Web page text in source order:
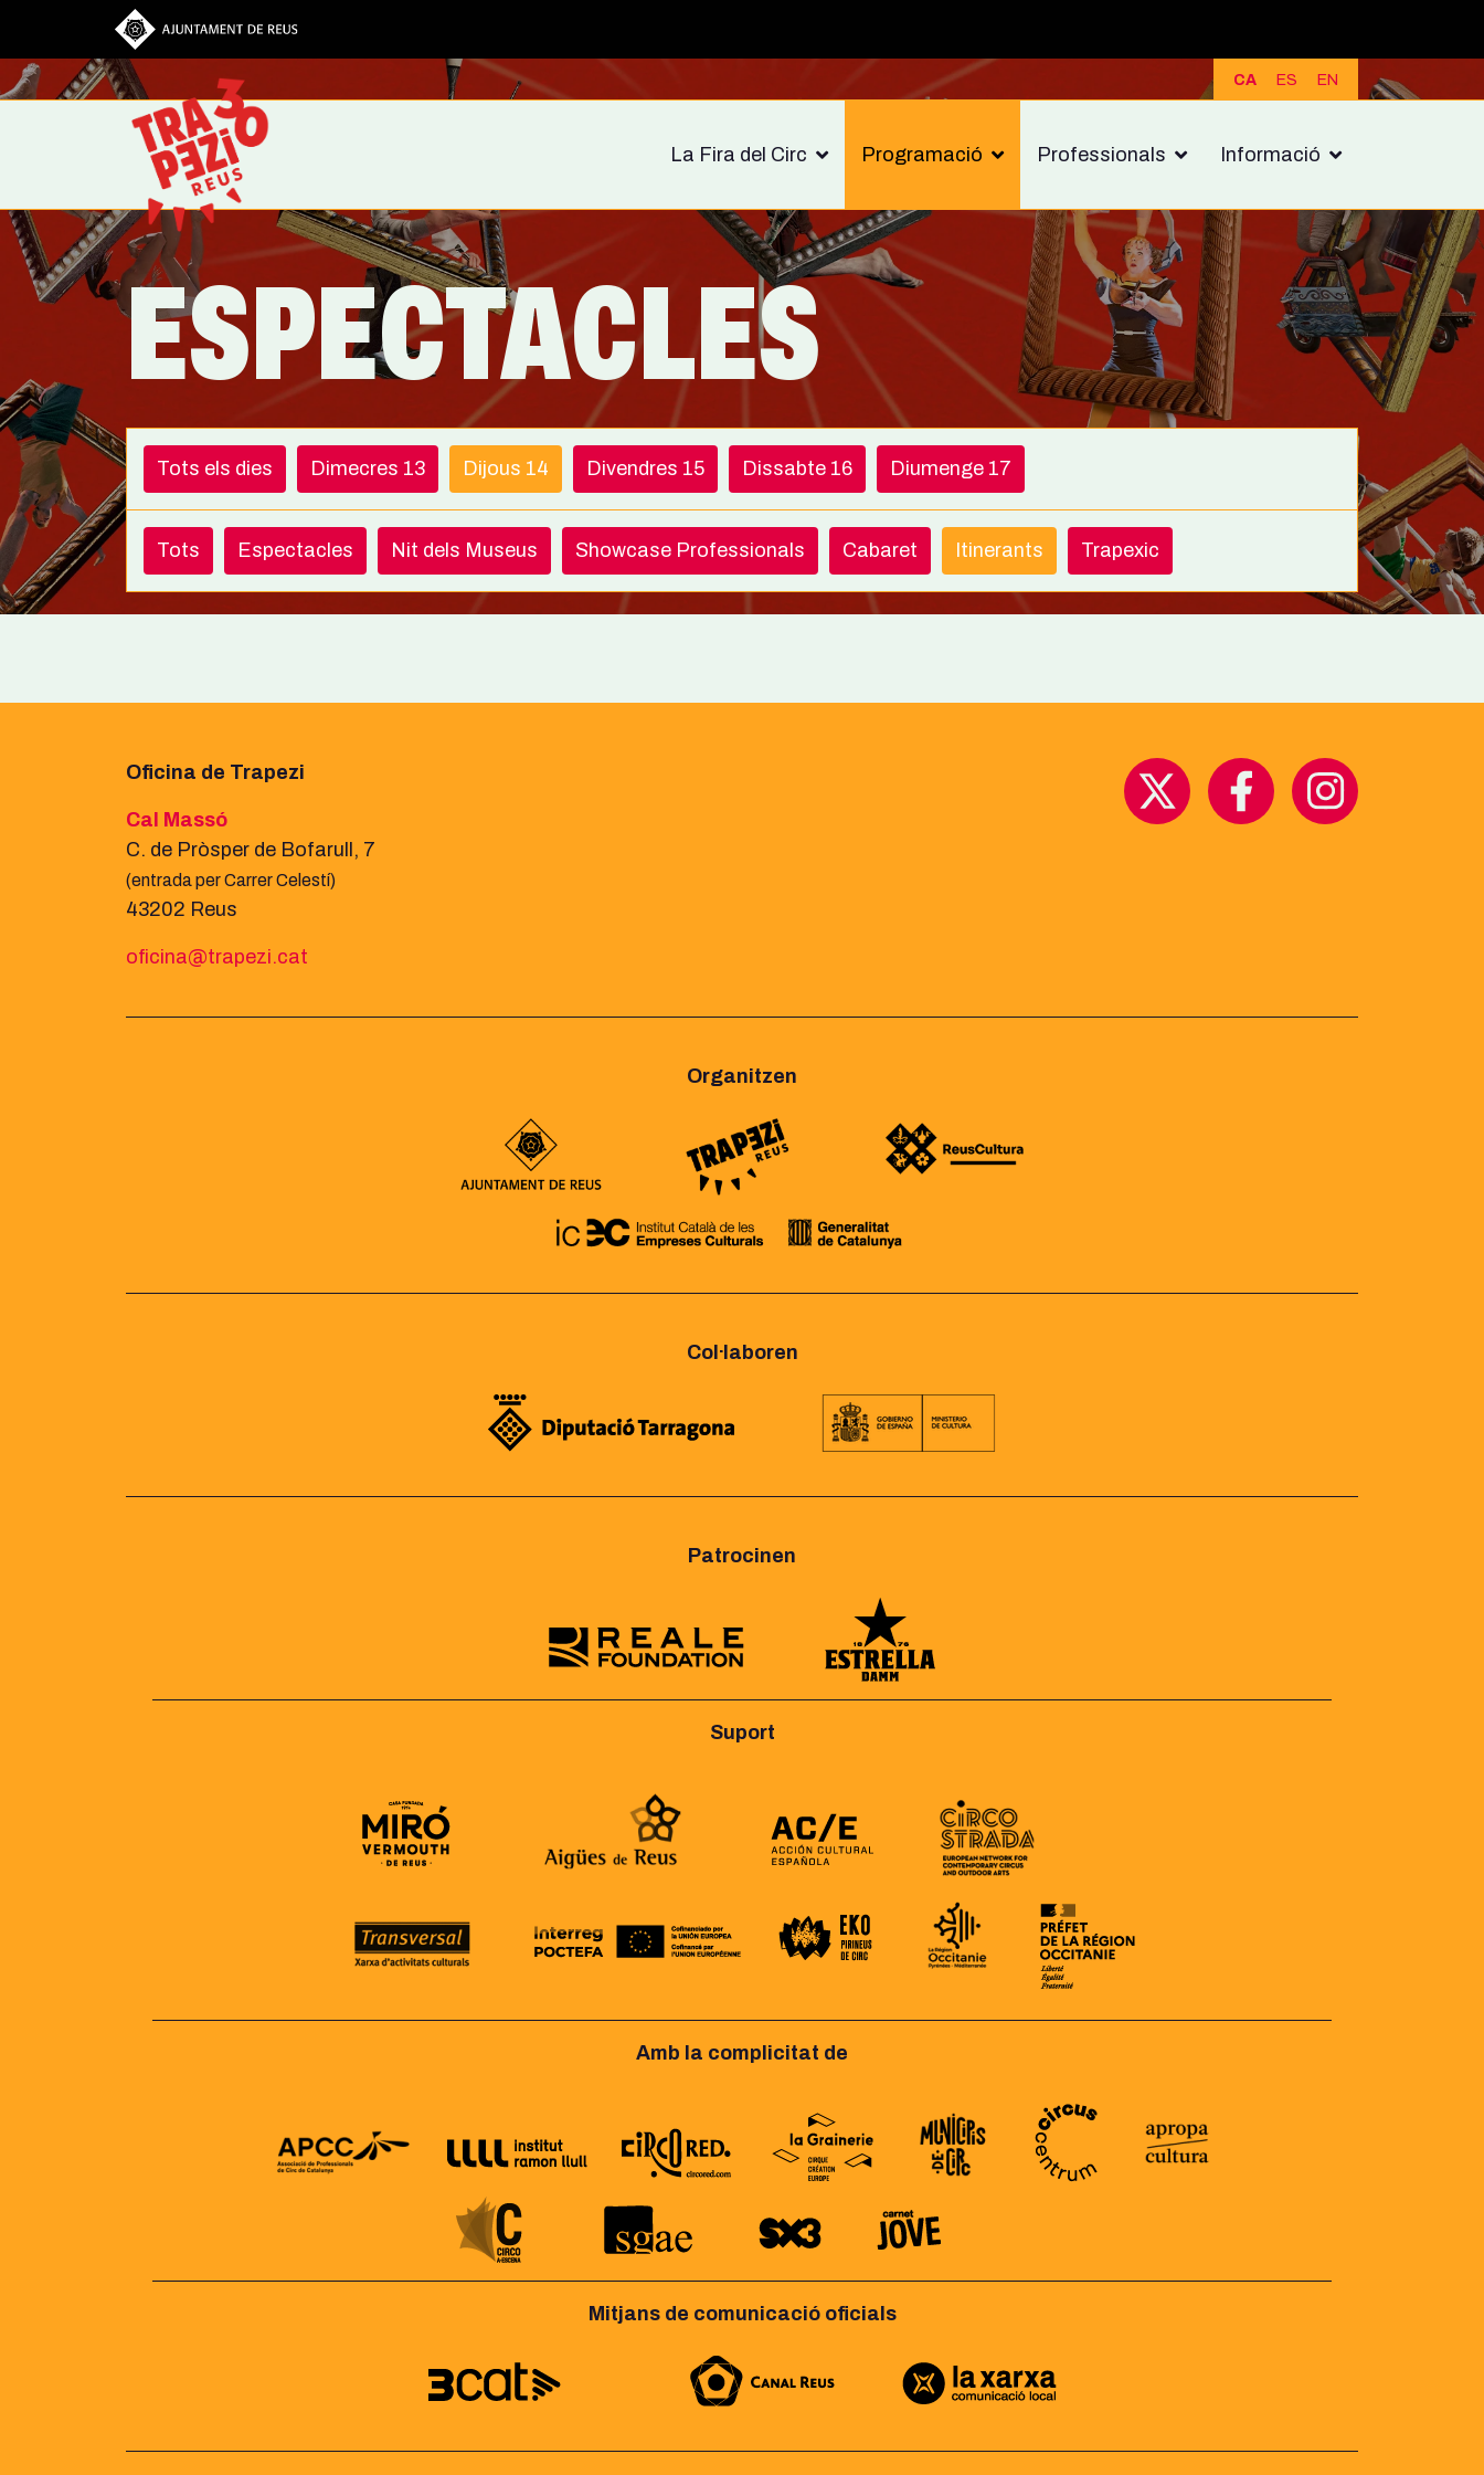
Vés al contingut
CA ES EN
La Fira del Circ Programació Professionals Informació
ESPECTACLES
Tots els dies Dimecres 13 Dijous 14 Divendres 15 Dissabte 16 Diumenge 17
Tots Espectacles Nit dels Museus Showcase Professionals Cabaret Itinerants Trapexic
Oficina de Trapezi
Cal Massó
C. de Pròsper de Bofarull, 7
(entrada per Carrer Celestí)
43202 Reus
oficina@trapezi.cat
Organitzen
Col·laboren
Patrocinen
Suport
Amb la complicitat de
Mitjans de comunicació oficials